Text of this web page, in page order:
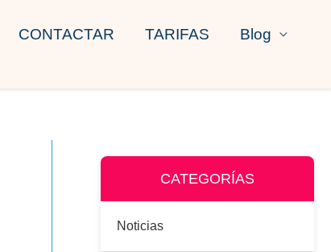
CONTACTAR TARIFAS Blog
CATEGORÍAS
Noticias